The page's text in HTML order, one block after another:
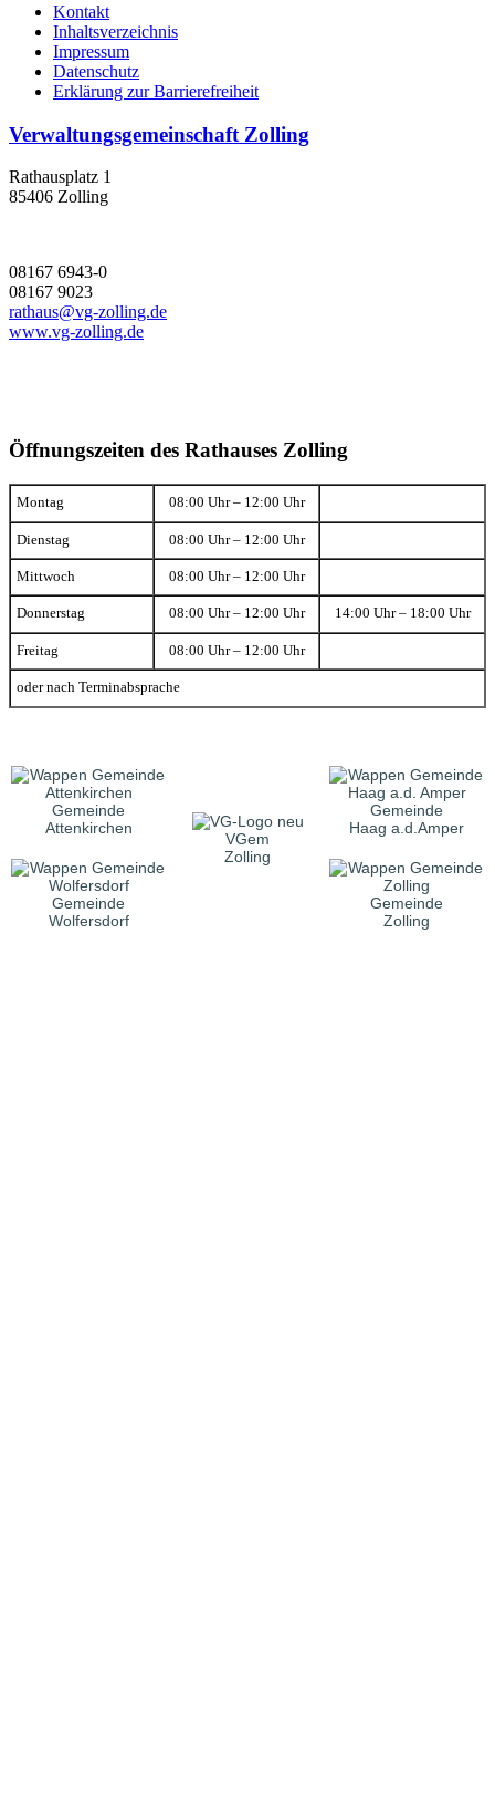
Kontakt
Inhaltsverzeichnis
Impressum
Datenschutz
Erklärung zur Barrierefreiheit
Verwaltungsgemeinschaft Zolling
Rathausplatz 1
85406 Zolling
08167 6943-0
08167 9023
rathaus@vg-zolling.de
www.vg-zolling.de
Öffnungszeiten des Rathauses Zolling
Montag 08:00 Uhr – 12:00 Uhr
Dienstag 08:00 Uhr – 12:00 Uhr
Mittwoch 08:00 Uhr – 12:00 Uhr
Donnerstag 08:00 Uhr – 12:00 Uhr 14:00 Uhr – 18:00 Uhr
Freitag 08:00 Uhr – 12:00 Uhr
oder nach Terminabsprache
Gemeinde
Attenkirchen
VGem
Zolling
Gemeinde
Haag a.d.Amper
Gemeinde
Wolfersdorf
Gemeinde
Zolling